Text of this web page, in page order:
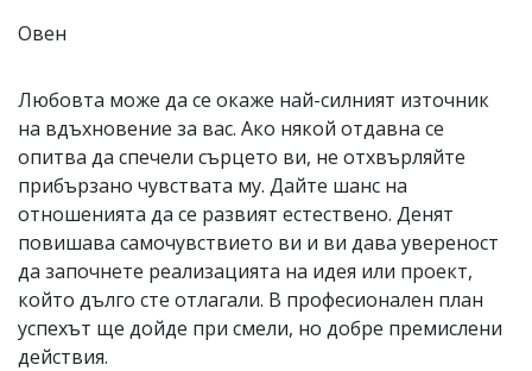
Овен
Любовта може да се окаже най-силният източник
на вдъхновение за вас. Ако някой отдавна се
опитва да спечели сърцето ви, не отхвърляйте
прибързано чувствата му. Дайте шанс на
отношенията да се развият естествено. Денят
повишава самочувствието ви и ви дава увереност
да започнете реализацията на идея или проект,
който дълго сте отлагали. В професионален план
успехът ще дойде при смели, но добре премислени
действия.